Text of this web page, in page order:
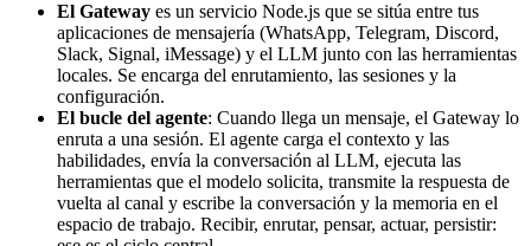
El Gateway es un servicio Node.js que se sitúa entre tus
aplicaciones de mensajería (WhatsApp, Telegram, Discord,
Slack, Signal, iMessage) y el LLM junto con las herramientas
locales. Se encarga del enrutamiento, las sesiones y la
configuración.
El bucle del agente: Cuando llega un mensaje, el Gateway lo
enruta a una sesión. El agente carga el contexto y las
habilidades, envía la conversación al LLM, ejecuta las
herramientas que el modelo solicita, transmite la respuesta de
vuelta al canal y escribe la conversación y la memoria en el
espacio de trabajo. Recibir, enrutar, pensar, actuar, persistir: